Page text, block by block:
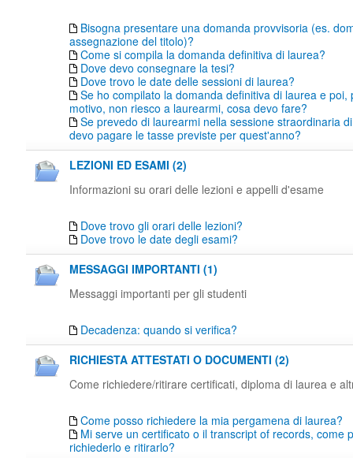
Bisogna presentare una domanda provvisoria (es.
assegnazione del titolo)?
Come si compila la domanda definitiva di laurea?
Dove devo consegnare la tesi?
Dove trovo le date delle sessioni di laurea?
Se ho compilato la domanda definitiva di laurea e poi,
motivo, non riesco a laurearmi, cosa devo fare?
Se prevedo di laurearmi nella sessione straordinaria
devo pagare le tasse previste per quest'anno?
LEZIONI ED ESAMI (2)
Informazioni su orari delle lezioni e appelli d'esame
Dove trovo gli orari delle lezioni?
Dove trovo le date degli esami?
MESSAGGI IMPORTANTI (1)
Messaggi importanti per gli studenti
Decadenza: quando si verifica?
RICHIESTA ATTESTATI O DOCUMENTI (2)
Come richiedere/ritirare certificati, diploma di laurea e
Come posso richiedere la mia pergamena di laurea?
Mi serve un certificato o il transcript of records, come
richiederlo e ritirarlo?